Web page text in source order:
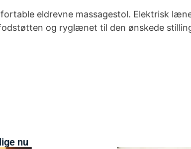
eldrevne massagestol. Elektrisk
og ryglænet til den ønskede
nu